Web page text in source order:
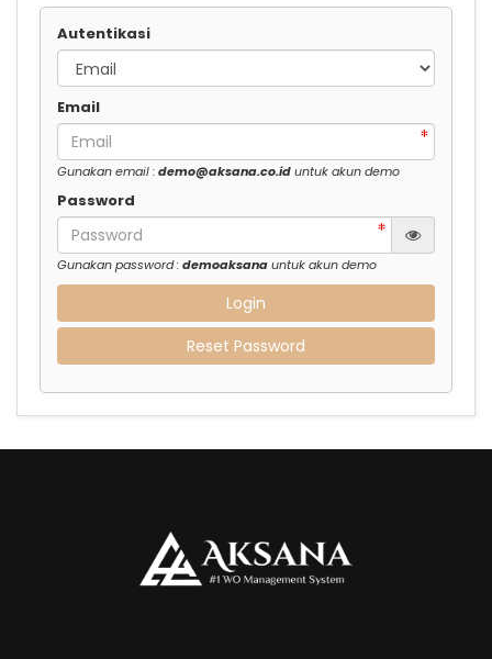
Autentikasi
Email
Gunakan email :demo@aksana.co.iduntuk akun demo
Password
Gunakan password :demoaksanauntuk akun demo
Login
Reset Password